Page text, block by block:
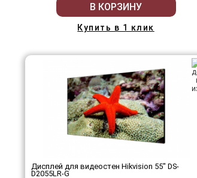
В КОРЗИНУ
Купить в 1 клик
Дисплей для видеостен Hikvision 55" DS-
D2055LR-G